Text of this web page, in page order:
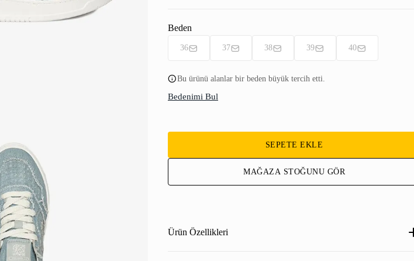
Beden
36 37 38 39 40
Bu ürünü alanlar bir beden büyük tercih etti.
Bedenimi Bul
SEPETE EKLE
MAĞAZA STOĞUNU GÖR
Ürün Özellikleri